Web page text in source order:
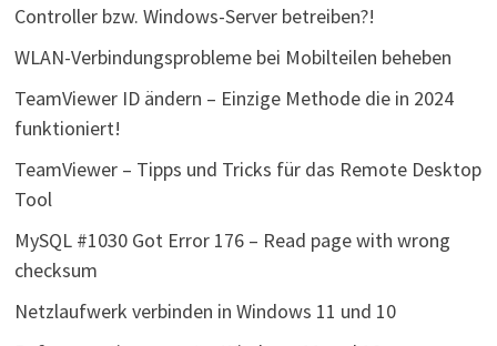
Controller bzw. Windows-Server betreiben?!
WLAN-Verbindungsprobleme bei Mobilteilen beheben
TeamViewer ID ändern – Einzige Methode die in 2024
funktioniert!
TeamViewer – Tipps und Tricks für das Remote Desktop
Tool
MySQL #1030 Got Error 176 – Read page with wrong
checksum
Netzlaufwerk verbinden in Windows 11 und 10